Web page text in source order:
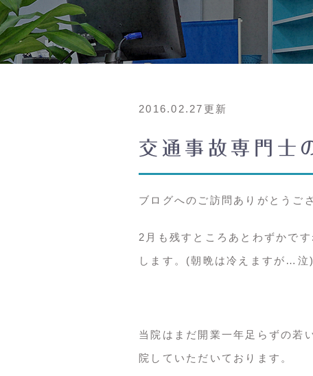
2016.02.27更新
交通事故専門士
ブログへのご訪問ありがとうご
2月も残すところあとわずかで
します。(朝晩は冷えますが…泣)
当院はまだ開業一年足らずの若
院していただいております。